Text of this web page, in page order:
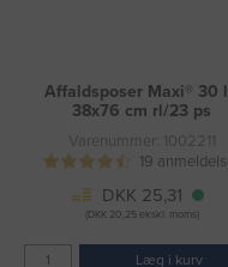
Affaldsposer Maxi® 30
38x76 cm rl/23 ps
Varenummer: 1002211
19
DKK 25,31
(DKK 20,25 ekskl. moms)
Læg i kurv